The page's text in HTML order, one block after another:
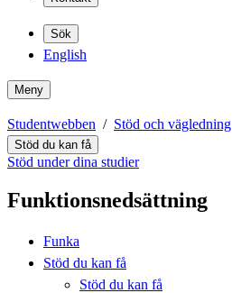
Sök
English
Meny
Studentwebben Stöd och vägledning
Stöd du kan få
Stöd under dina studier
Funktionsnedsättning
Funka
Stöd du kan få
Stöd du kan få